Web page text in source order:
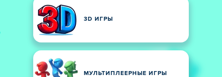
3D ИГРЫ
МУЛЬТИПЛЕЕРНЫЕ ИГРЫ